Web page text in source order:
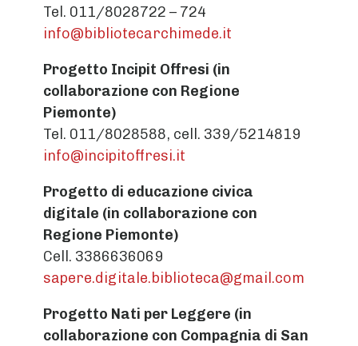
Tel. 011/8028722 – 724
info@bibliotecarchimede.it
Progetto Incipit Offresi (in
collaborazione con Regione
Piemonte)
Tel. 011/8028588, cell. 339/5214819
info@incipitoffresi.it
Progetto di educazione civica
digitale (in collaborazione con
Regione Piemonte)
Cell. 3386636069
sapere.digitale.biblioteca@gmail.com
Progetto Nati per Leggere (in
collaborazione con Compagnia di San